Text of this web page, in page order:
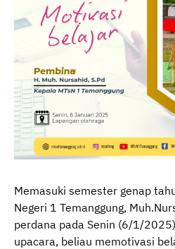
Memasuki semester genap
Negeri 1 Temanggung,
perdana pada Senin (6/1/
upacara, beliau memotivasi